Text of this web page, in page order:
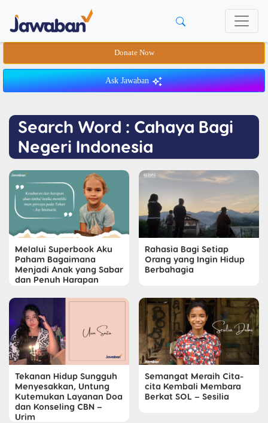
Donate Now
Ask Jawaban
Search Word : Cahaya Bagi
Negeri Indonesia
Melalui Superbook Aku
Paham Bagaimana
Menjadi Anak yang Sabar
dan Penuh Harapan
Rahasia Bagi Setiap
Orang yang Ingin Hidup
Berbahagia
Tekanan Hidup Sungguh
Menyesakkan, Untung
Kutemukan Layanan Doa
dan Konseling CBN –
Urim
Semangat Meraih Cita-
cita Kembali Membara
Berkat SOL – Sesilia